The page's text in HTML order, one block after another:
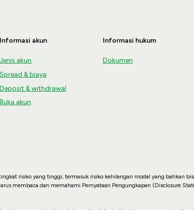
Informasi akun
Jenis akun
Spread & biaya
Deposit & withdrawal
Buka akun
Informasi hukum
Dokumen
risiko yang tinggi, termasuk risiko kehilangan modal yang bahkan
membaca dan memahami Pernyataan Pengungkapan (Disclosure